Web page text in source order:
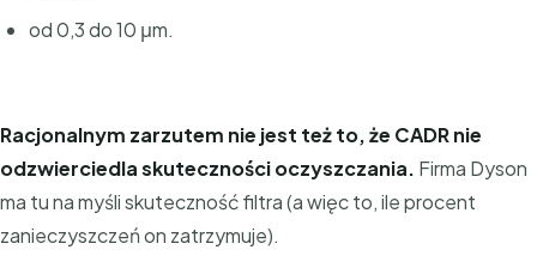
od 0,3 do 10 μm.
Racjonalnym zarzutem nie jest też to, że CADR nie
odzwierciedla skuteczności oczyszczania. Firma Dyson
ma tu na myśli skuteczność filtra (a więc to, ile procent
zanieczyszczeń on zatrzymuje).